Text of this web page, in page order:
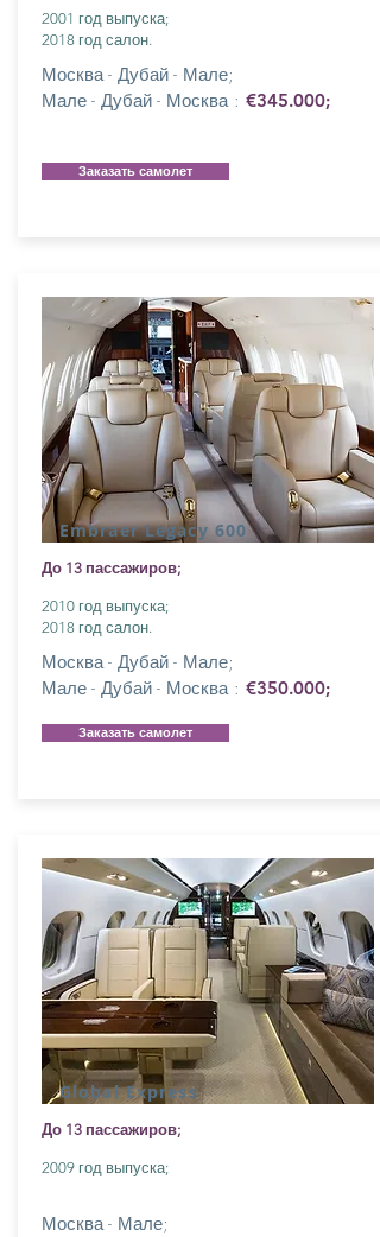
2001 год выпуска;
2018 год салон.
Москва - Дубай - Мале;
Мале - Дубай - Москва : €345.000;
Заказать самолет
Embraer Legacy 600
До 13 пассажиров;
2010 год выпуска;
2018 год салон.
Москва - Дубай - Мале;
Мале - Дубай - Москва : €350.000;
Заказать самолет
Global Express
До 13 пассажиров;
2009 год выпуска;
Москва - Мале;